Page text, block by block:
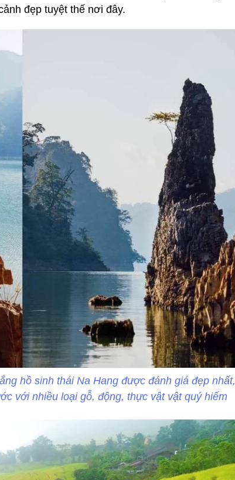
đẹp tuyệt thế nơi đây.
hồ sinh thái Na Hang được đánh giá đẹp nhất,
với nhiều loại gỗ, động, thực vật vật quý hiếm